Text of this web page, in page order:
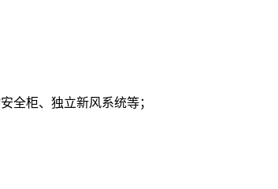
全柜、独立新风系统等；